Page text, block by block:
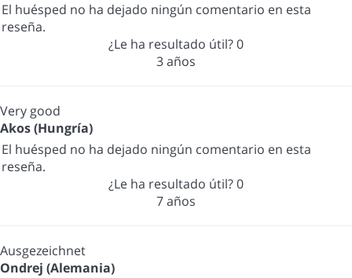
El huésped no ha dejado ningún comentario en esta
reseña.
¿Le ha resultado útil?0
3 años
Very good
Akos (Hungría)
El huésped no ha dejado ningún comentario en esta
reseña.
¿Le ha resultado útil?0
7 años
Ausgezeichnet
Ondrej (Alemania)